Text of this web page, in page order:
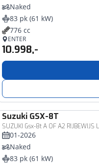
Naked
83 pk (61 kW)
776 cc
ENTER
10.998,-
Suzuki GSX-8T
SUZUKI Gsx-8t A OF A2 RIJBEWIJS
01-2026
Naked
83 pk (61 kW)